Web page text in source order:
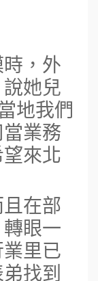
，外
她兒
地我們
業務
來北
在部
眼一
里已
找到